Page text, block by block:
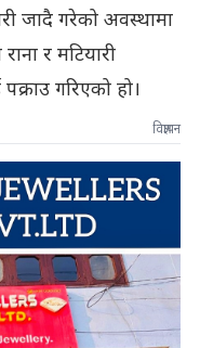
जादै गरेको अवस्थामा
र मटियारी
गरिएको हो।
विज्ञापन